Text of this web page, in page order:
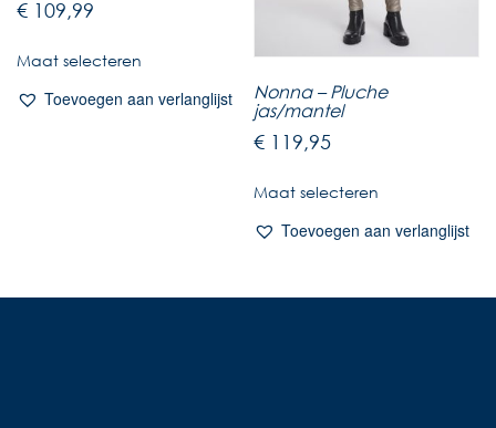
€ 109,99
Maat selecteren
Toevoegen aan verlanglijst
Nonna – Pluche
jas/mantel
€ 119,95
Maat selecteren
Toevoegen aan verlanglijst